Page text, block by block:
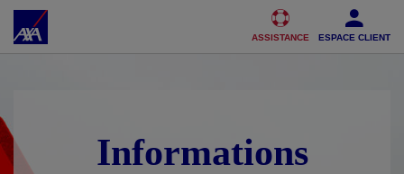
Accéder au Contenu Accéder au Pied de page
ASSISTANCE ESPACE CLIENT
Informations